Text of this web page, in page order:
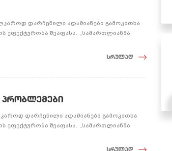
დარჩენილი ადამიანები გამოკითხა
ეფექტურობა შეაფასა. „სამართლიანმა
სრულად
პრობლემები
დარჩენილი ადამიანები გამოკითხა
ეფექტურობა შეაფასა. „სამართლიანმა
სრულად